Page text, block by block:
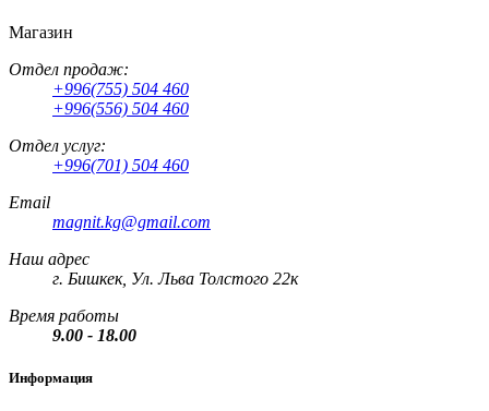
Магазин
Отдел продаж:
+996(755) 504 460
+996(556) 504 460
Отдел услуг:
+996(701) 504 460
Email
magnit.kg@gmail.com
Наш адрес
г. Бишкек, Ул. Льва Толстого 22к
Время работы
9.00 - 18.00
Информация